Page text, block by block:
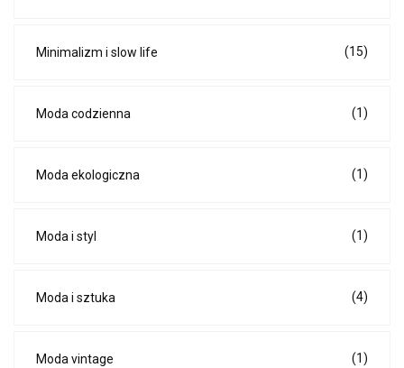
Minimalizm i slow life (15)
Moda codzienna (1)
Moda ekologiczna (1)
Moda i styl (1)
Moda i sztuka (4)
Moda vintage (1)